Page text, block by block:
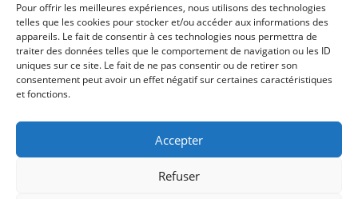
Pour offrir les meilleures expériences, nous utilisons des technologies
telles que les cookies pour stocker et/ou accéder aux informations des
appareils. Le fait de consentir à ces technologies nous permettra de
traiter des données telles que le comportement de navigation ou les ID
uniques sur ce site. Le fait de ne pas consentir ou de retirer son
consentement peut avoir un effet négatif sur certaines caractéristiques
et fonctions.
Accepter
Refuser
ci-dessus pour localiser l'article.
Mentions légales
Plan du site
Politique de cookies (UE)